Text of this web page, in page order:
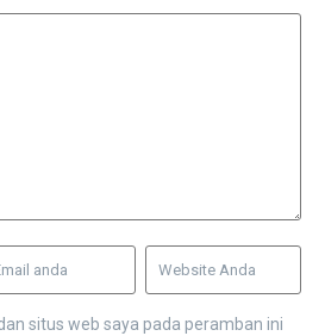
situs web saya pada peramban ini